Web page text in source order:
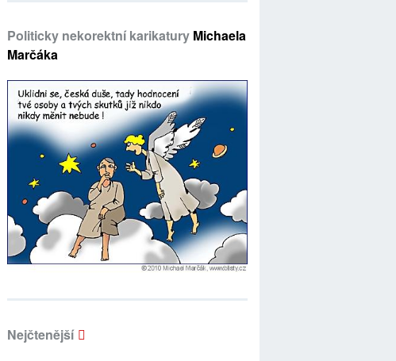
Politicky nekorektní karikatury Michaela
Marčáka
Nejčtenější